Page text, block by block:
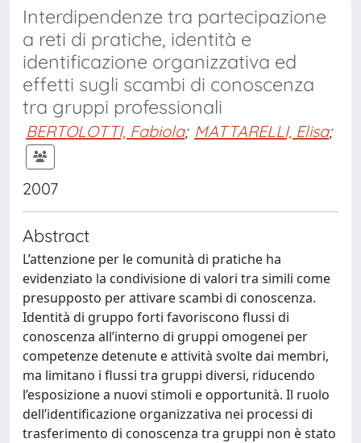
Interdipendenze tra partecipazione
a reti di pratiche, identità e
identificazione organizzativa ed
effetti sugli scambi di conoscenza
tra gruppi professionali
BERTOLOTTI, Fabiola; MATTARELLI, Elisa;
2007
Abstract
L’attenzione per le comunità di pratiche ha
evidenziato la condivisione di valori tra simili come
presupposto per attivare scambi di conoscenza.
Identità di gruppo forti favoriscono flussi di
conoscenza all’interno di gruppi omogenei per
competenze detenute e attività svolte dai membri,
ma limitano i flussi tra gruppi diversi, riducendo
l’esposizione a nuovi stimoli e opportunità. Il ruolo
dell’identificazione organizzativa nei processi di
trasferimento di conoscenza tra gruppi non è stato